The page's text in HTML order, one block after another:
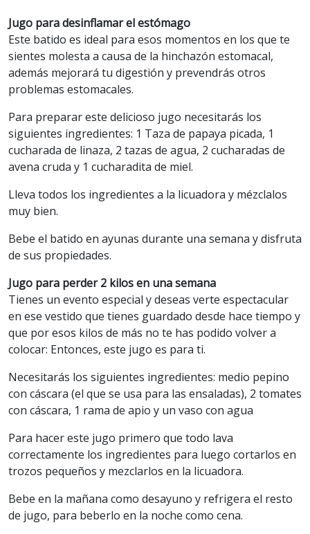
Jugo para desinflamar el estómago
Este batido es ideal para esos momentos en los que te
sientes molesta a causa de la hinchazón estomacal,
además mejorará tu digestión y prevendrás otros
problemas estomacales.
Para preparar este delicioso jugo necesitarás los
siguientes ingredientes: 1 Taza de papaya picada, 1
cucharada de linaza, 2 tazas de agua, 2 cucharadas de
avena cruda y 1 cucharadita de miel.
Lleva todos los ingredientes a la licuadora y mézclalos
muy bien.
Bebe el batido en ayunas durante una semana y disfruta
de sus propiedades.
Jugo para perder 2 kilos en una semana
Tienes un evento especial y deseas verte espectacular
en ese vestido que tienes guardado desde hace tiempo y
que por esos kilos de más no te has podido volver a
colocar: Entonces, este jugo es para ti.
Necesitarás los siguientes ingredientes: medio pepino
con cáscara (el que se usa para las ensaladas), 2 tomates
con cáscara, 1 rama de apio y un vaso con agua
Para hacer este jugo primero que todo lava
correctamente los ingredientes para luego cortarlos en
trozos pequeños y mezclarlos en la licuadora.
Bebe en la mañana como desayuno y refrigera el resto
de jugo, para beberlo en la noche como cena.